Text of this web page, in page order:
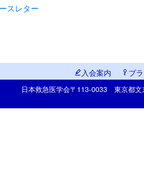
スレター
入会案内 プ
日本救急医学会〒113-0033 東京都